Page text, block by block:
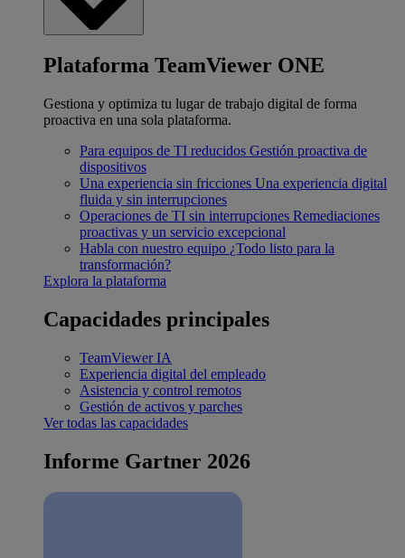
Plataforma TeamViewer ONE
Gestiona y optimiza tu lugar de trabajo digital de forma
proactiva en una sola plataforma.
Para equipos de TI reducidos Gestión proactiva de
dispositivos
Una experiencia sin fricciones Una experiencia digital
fluida y sin interrupciones
Operaciones de TI sin interrupciones Remediaciones
proactivas y un servicio excepcional
Habla con nuestro equipo ¿Todo listo para la
transformación?
Explora la plataforma
Capacidades principales
TeamViewer IA
Experiencia digital del empleado
Asistencia y control remotos
Gestión de activos y parches
Ver todas las capacidades
Informe Gartner 2026